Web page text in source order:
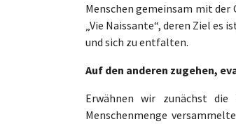
Menschen gemeinsam mit der
„Vie Naissante“, deren Ziel es
und sich zu entfalten.
Auf den anderen zugehen,
Erwähnen wir zunächst
Menschenmenge